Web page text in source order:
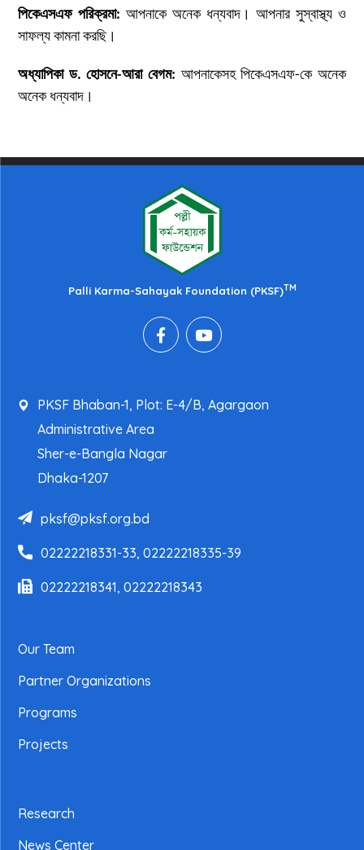
পিকেএসএফ পরিক্রমা: আপনাকে অনেক ধন্যবাদ। আপনার সুস্বাস্থ্য ও
সাফল্য কামনা করছি।
অধ্যাপিকা ড. হোসনে-আরা বেগম: আপনাকেসহ পিকেএসএফ-কে অনেক
অনেক ধন্যবাদ।
Palli Karma-Sahayak Foundation (PKSF)TM
PKSF Bhaban-1, Plot: E-4/B, Agargaon
Administrative Area
Sher-e-Bangla Nagar
Dhaka-1207
pksf@pksf.org.bd
02222218331-33, 02222218335-39
02222218341, 02222218343
Our Team
Partner Organizations
Programs
Projects
Research
News Center